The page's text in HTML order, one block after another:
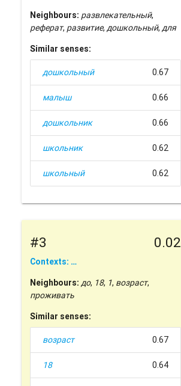
Neighbours: развлекательный,
реферат, развитие,дошкольный,для
Similar senses:
дошкольный 0.67
малыш 0.66
дошкольник 0.66
школьник 0.62
школьный 0.62
#3 0.02
Contexts: …
Neighbours: до, 18, 1, возраст,
проживать
Similar senses:
возраст 0.67
18 0.64